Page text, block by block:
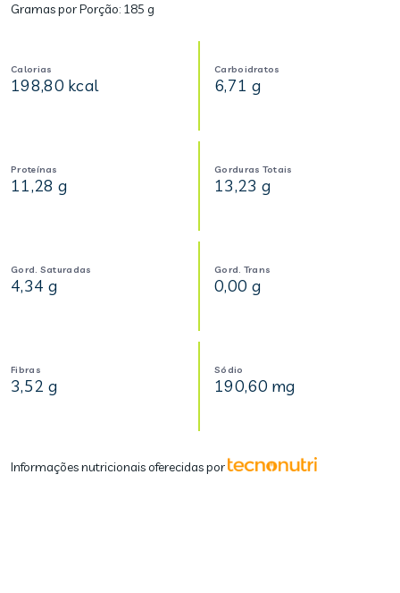
Gramas por Porção: 185 g
Calorias
198,80 kcal
Carboidratos
6,71 g
Proteínas
11,28 g
Gorduras Totais
13,23 g
Gord. Saturadas
4,34 g
Gord. Trans
0,00 g
Fibras
3,52 g
Sódio
190,60 mg
Informações nutricionais oferecidas por